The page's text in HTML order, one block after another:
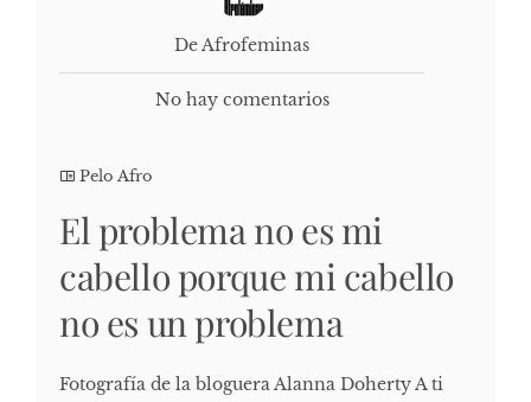
De Afrofeminas
No hay comentarios
Pelo Afro
El problema no es mi
cabello porque mi cabello
no es un problema
Fotografía de la bloguera Alanna Doherty A ti